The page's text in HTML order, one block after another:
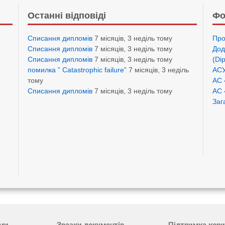
Останні відповіді
Списання дипломів 7 місяців, 3 неділь тому
Списання дипломів 7 місяців, 3 неділь тому
Списання дипломів 7 місяців, 3 неділь тому
помилка ” Catastrophic failure” 7 місяців, 3 неділь
тому
Списання дипломів 7 місяців, 3 неділь тому
АС
АС